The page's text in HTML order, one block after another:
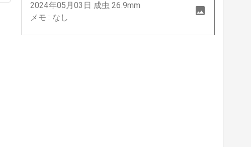
2024年05月03日 成虫 26.9mm
メモ : なし